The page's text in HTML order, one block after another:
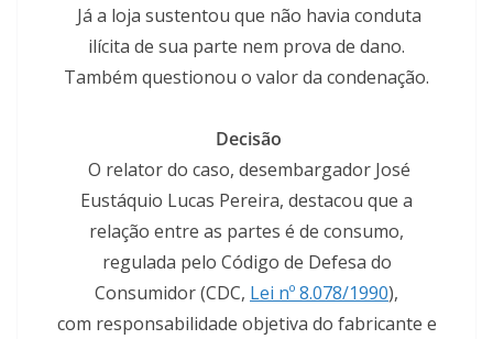
Já a loja sustentou que não havia conduta
ilícita de sua parte nem prova de dano.
Também questionou o valor da condenação.
Decisão
O relator do caso, desembargador José
Eustáquio Lucas Pereira, destacou que a
relação entre as partes é de consumo,
regulada pelo Código de Defesa do
Consumidor (CDC, Lei nº 8.078/1990),
com responsabilidade objetiva do fabricante e